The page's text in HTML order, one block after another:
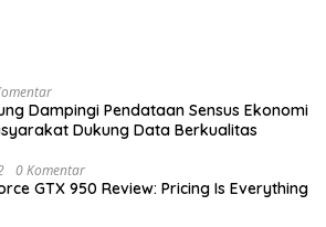
Dampingi Pendataan Sensus Ekonomi
Dukung Data Berkualitas
0 Komentar
GTX 950 Review: Pricing Is Everything